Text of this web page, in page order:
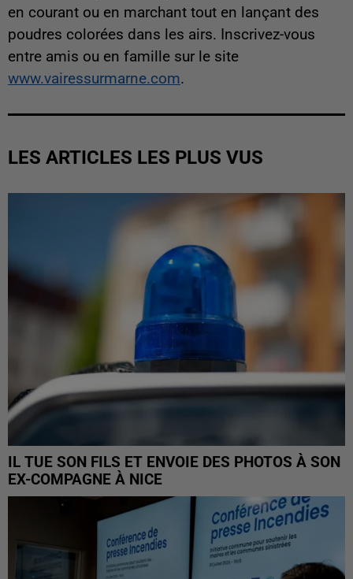
en courant ou en marchant tout en lançant des
poudres colorées dans les airs. Inscrivez-vous
entre amis ou en famille sur le site
www.vairessurmarne.com.
LES ARTICLES LES PLUS VUS
IL TUE SON FILS ET ENVOIE DES PHOTOS À SON
EX-COMPAGNE À NICE